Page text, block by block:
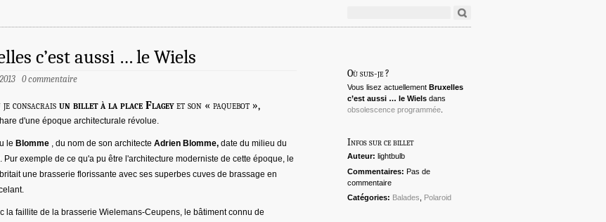
c’est aussi … le Wiels
0 commentaire
consacrais un billet à la place Flageyet son « paquebot »,
d'une époque architecturale révolue.
le Blomme , du nom de son architecte Adrien Blomme, date du milieu du
Pur exemple de ce qu'a pu être l'architecture moderniste de cette époque, le
une brasserie florissante avec ses superbes cuves de brassage en
la faillite de la brasserie Wielemans-Ceupens, le bâtiment connu de
Où suis-je ?
Vous lisez actuellement Bruxelles
c’est aussi … le Wiels dans
obsolescence programmée
Infos sur ce billet
Auteur: lightbulb
Commentaires: Pas de
commentaire
Catégories: Balades Polaroid